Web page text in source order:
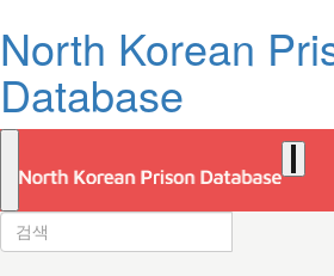
North Korean
Database